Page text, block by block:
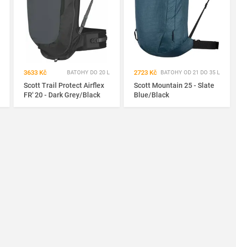
3633 Kč BATOHY DO 20 L
Scott Trail Protect Airflex
FR' 20 - Dark Grey/Black
2723 Kč BATOHY OD 21 DO 35 L
Scott Mountain 25 - Slate
Blue/Black